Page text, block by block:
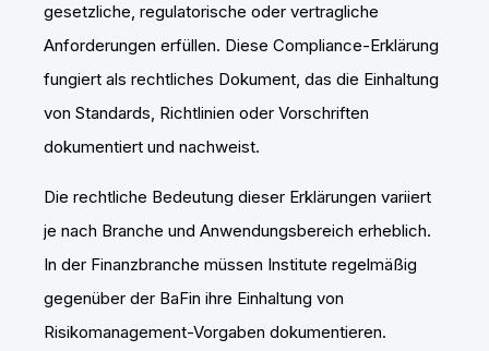
gesetzliche, regulatorische oder vertragliche
Anforderungen erfüllen. Diese Compliance-Erklärung
fungiert als rechtliches Dokument, das die Einhaltung
von Standards, Richtlinien oder Vorschriften
dokumentiert und nachweist.
Die rechtliche Bedeutung dieser Erklärungen variiert
je nach Branche und Anwendungsbereich erheblich.
In der Finanzbranche müssen Institute regelmäßig
gegenüber der BaFin ihre Einhaltung von
Risikomanagement-Vorgaben dokumentieren.